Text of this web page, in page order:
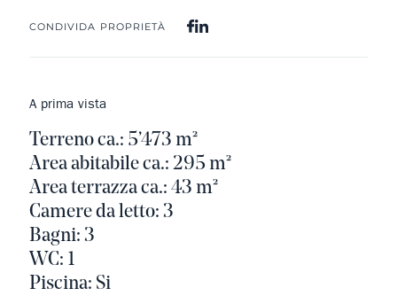
CONDIVIDA PROPRIETÀ
A prima vista
Terreno ca.: 5’473 m²
Area abitabile ca.: 295 m²
Area terrazza ca.: 43 m²
Camere da letto: 3
Bagni: 3
WC: 1
Piscina: Si